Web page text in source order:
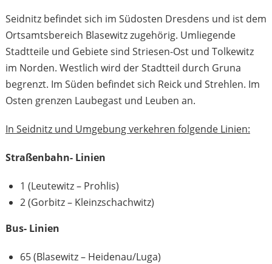
Seidnitz befindet sich im Südosten Dresdens und ist dem
Ortsamtsbereich Blasewitz zugehörig. Umliegende
Stadtteile und Gebiete sind Striesen-Ost und Tolkewitz
im Norden. Westlich wird der Stadtteil durch Gruna
begrenzt. Im Süden befindet sich Reick und Strehlen. Im
Osten grenzen Laubegast und Leuben an.
In Seidnitz und Umgebung verkehren folgende Linien:
Straßenbahn- Linien
1 (Leutewitz – Prohlis)
2 (Gorbitz – Kleinzschachwitz)
Bus- Linien
65 (Blasewitz – Heidenau/Luga)